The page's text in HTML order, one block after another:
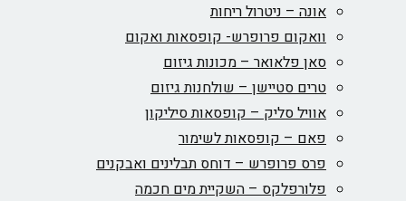
אונה – ניטרול ריחות
וואקום פרופרש- קופסאות ואקום
סאן פלאואר – מכונות גיזום
טרים סטיישן – שולחנות גיזום
אוויל סליק – קופסאות סיליקון
פאם – קופסאות לשימור
פרס פרופרש – דוחס תבלינים ואבקנים
פלורפלקס – השקיית מים חכמה